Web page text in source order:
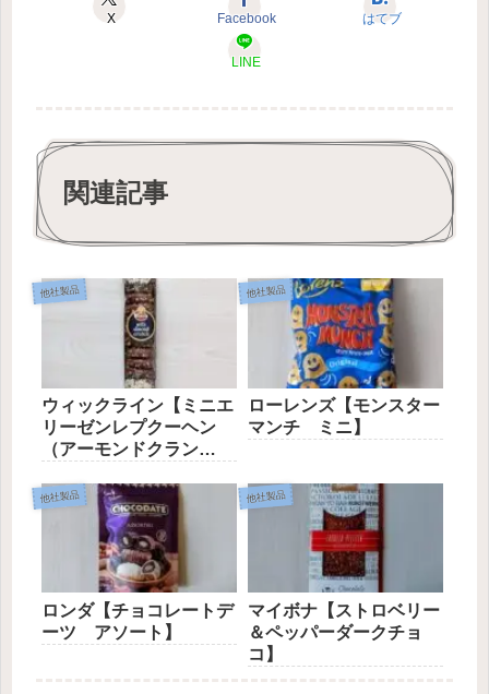
X Facebook はてブ
LINE
関連記事
他社製品
ウィックライン【ミニエ
リーゼンレプクーヘン
（アーモンドクラン
他社製品
ローレンズ【モンスター
マンチ ミニ】
他社製品
ロンダ【チョコレートデ
ーツ アソート】
他社製品
マイボナ【ストロベリー
＆ペッパーダークチョ
コ】